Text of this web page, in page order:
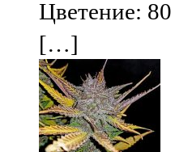
Цветение:
[…]